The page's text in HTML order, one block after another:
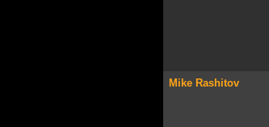
Mike Rashitov